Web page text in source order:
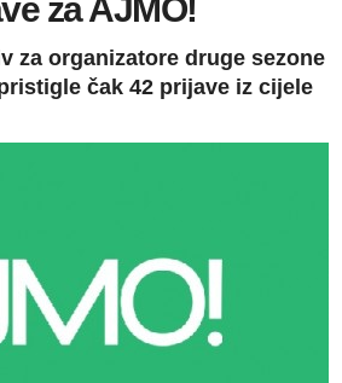
za AJMO!
za organizatore druge sezone
čak 42 prijave iz cijele